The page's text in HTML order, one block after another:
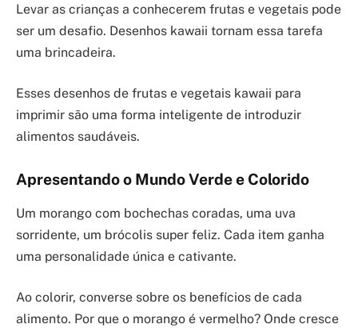
Levar as crianças a conhecerem frutas e vegetais pode
ser um desafio. Desenhos kawaii tornam essa tarefa
uma brincadeira.
Esses desenhos de frutas e vegetais kawaii para
imprimir são uma forma inteligente de introduzir
alimentos saudáveis.
Apresentando o Mundo Verde e Colorido
Um morango com bochechas coradas, uma uva
sorridente, um brócolis super feliz. Cada item ganha
uma personalidade única e cativante.
Ao colorir, converse sobre os benefícios de cada
alimento. Por que o morango é vermelho? Onde cresce